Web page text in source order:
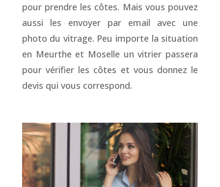
pour prendre les côtes. Mais vous pouvez
aussi les envoyer par email avec une
photo du vitrage. Peu importe la situation
en Meurthe et Moselle un vitrier passera
pour vérifier les côtes et vous donnez le
devis qui vous correspond.